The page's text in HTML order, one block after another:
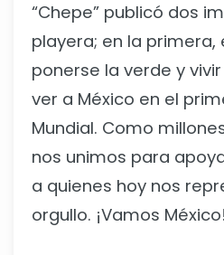
“Chepe” publicó dos
playera; en la primera,
ponerse la verde y
ver a México en el
Mundial. Como
nos unimos para
a quienes hoy nos
orgullo. ¡Vamos